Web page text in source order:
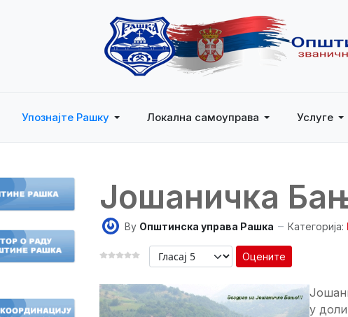
Упознајте Рашку Локална самоуправа Услуге
Јошаничка
By Општинска управа Рашка Категорија:
Оцените
у